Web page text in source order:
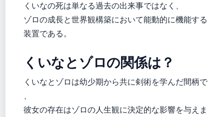
くいなの死は単なる過去の出来事ではなく、
ゾロの成長と世界観構築において能動的に機能する
装置である。
くいなとゾロの関係は？
くいなとゾロは幼少期から共に剣術を学んだ間柄で
、
彼女の存在はゾロの人生観に決定的な影響を与えま